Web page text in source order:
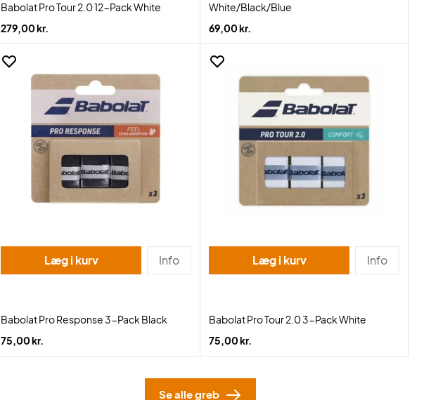
Babolat Pro Tour 2.0 12-Pack White
279,00 kr.
White/Black/Blue
69,00 kr.
Læg i kurv Info
Babolat Pro Response 3-Pack Black
75,00 kr.
Læg i kurv Info
Babolat Pro Tour 2.0 3-Pack White
75,00 kr.
Se alle greb